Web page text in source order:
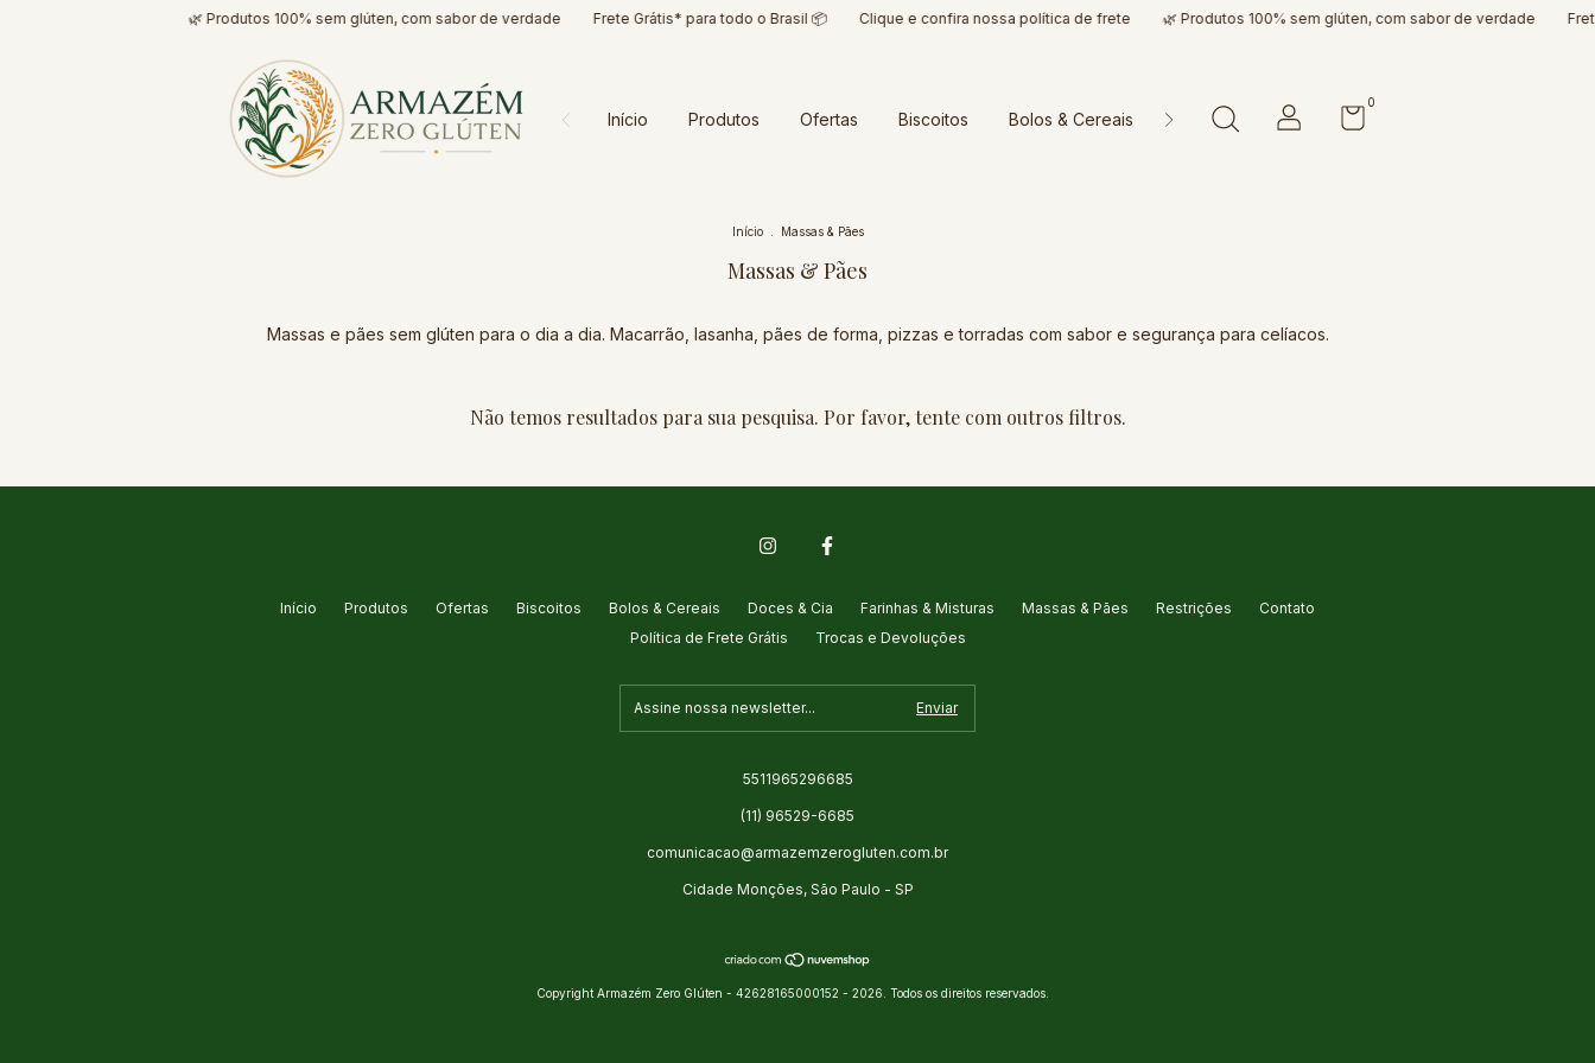
🌿 Produtos 100% sem glúten, com sabor de verdade Frete Grátis* para todo o Brasil 📦 Clique e confira nossa política de frete 🌿 Produtos 100% sem glúten, com sabor de verdade Frete
Início Produtos Ofertas Biscoitos Bolos & Cereais Doces & Cia Farinhas & Misturas
0
Início Massas & Pães
Massas & Pães
Massas e pães sem glúten para o dia a dia. Macarrão, lasanha, pães de forma, pizzas e torradas com sabor e segurança para celíacos.
Não temos resultados para sua pesquisa. Por favor, tente com outros filtros.
Início Produtos Ofertas Biscoitos Bolos & Cereais Doces & Cia Farinhas & Misturas Massas & Pães Restrições
Contato
Política de Frete Grátis
Trocas e Devoluções
5511965296685
(11) 96529-6685
comunicacao@armazemzerogluten.com.br
Cidade Monções, São Paulo - SP
Copyright Armazém Zero Glúten - 42628165000152 - 2026. Todos os direitos reservados.